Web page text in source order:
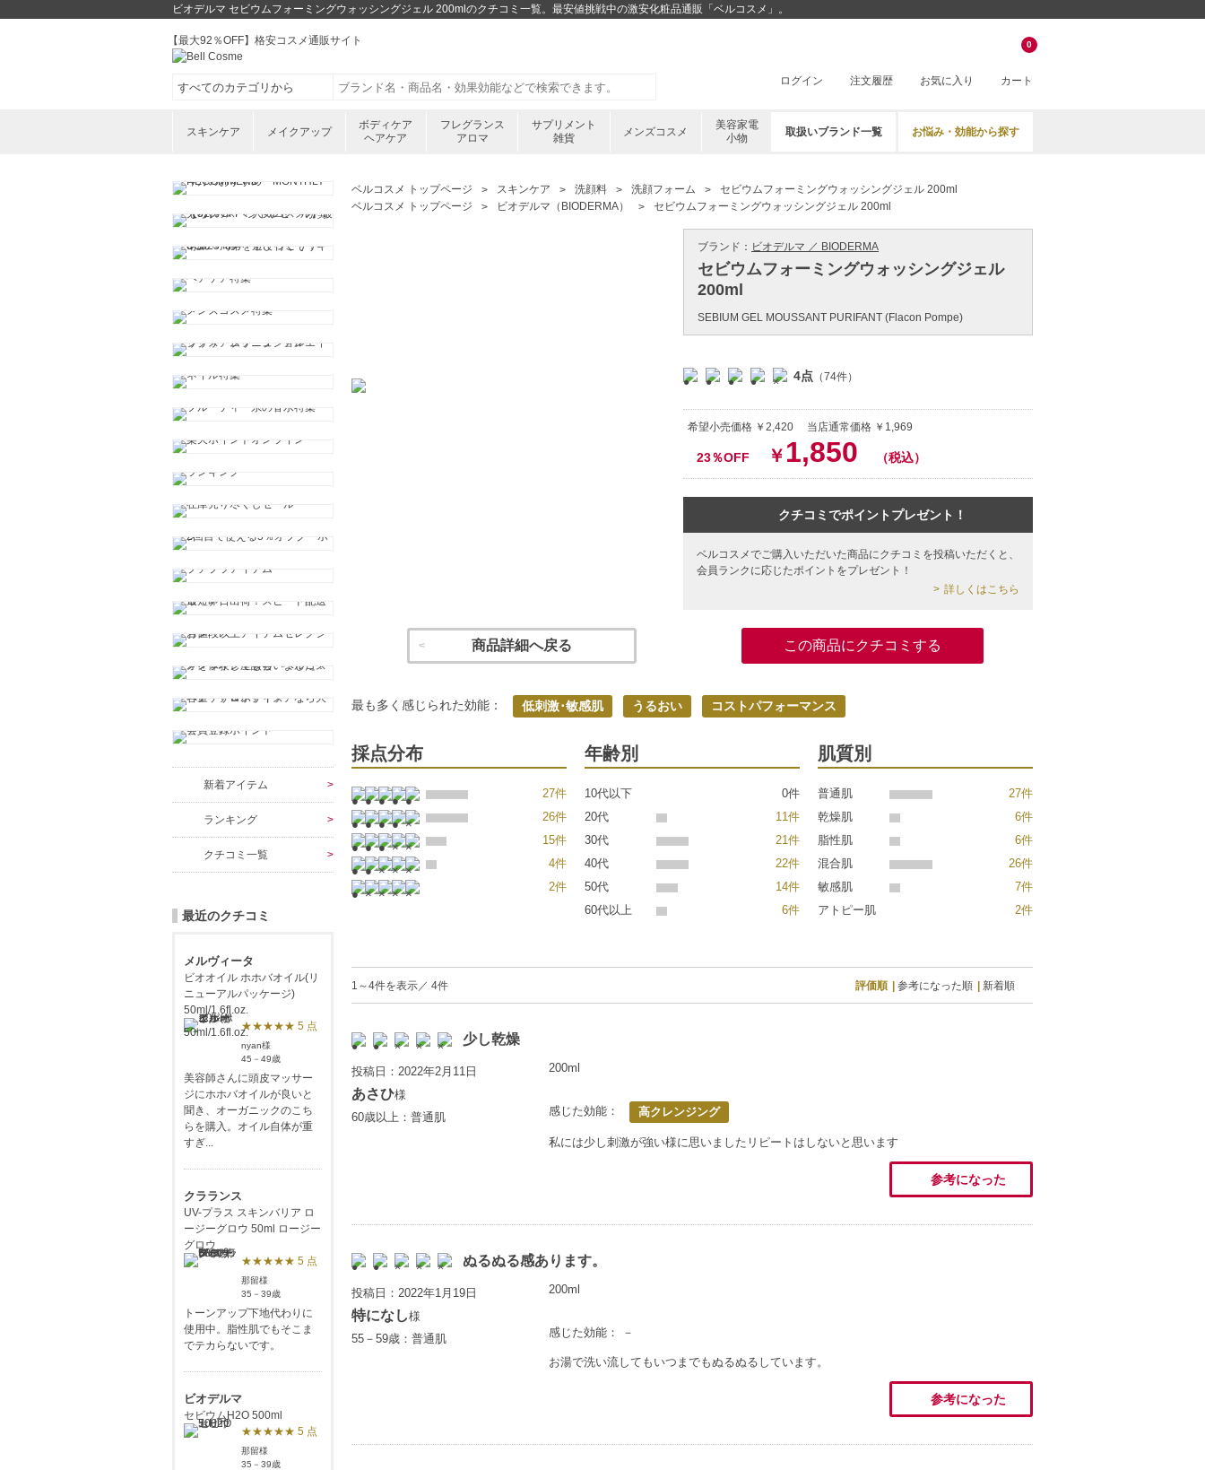
ビオデルマ セビウムフォーミングウォッシングジェル 200mlのクチコミ一覧。最安値挑戦中の激安化粧品通販「ベルコスメ」。
【最大92％OFF】格安コスメ通販サイト
ログイン 注文履歴 お気に入り カート
0
スキンケア メイクアップ
ボディケア
ヘアケア
フレグランス
アロマ
サプリメント
雑貨
メンズコスメ
美容家電
小物
取扱いブランド一覧 お悩み・効能から探す
ベルコスメ トップページ スキンケア 洗顔料 洗顔フォーム
セビウムフォーミングウォッシングジェル 200ml
ベルコスメ トップページ
ビオデルマ（BIODERMA） セビウムフォーミングウォッシングジェル 200ml
ブランド： ビオデルマ ／ BIODERMA
セビウムフォーミングウォッシングジェル
200ml
SEBIUM GEL MOUSSANT PURIFANT (Flacon Pompe)
4点 （74件）
希望小売価格 ￥2,420 当店通常価格 ￥1,969
23％OFF ￥ 1,850 （税込）
クチコミでポイントプレゼント！
ベルコスメでご購入いただいた商品にクチコミを投稿いただくと、
会員ランクに応じたポイントをプレゼント！
詳しくはこちら
商品詳細へ戻る この商品にクチコミする
最も多く感じられた効能： 低刺激･敏感肌 うるおい コストパフォーマンス
採点分布
27件
26件
15件
4件
2件
年齢別
10代以下
0件
20代
11件
30代
21件
40代
22件
50代
14件
60代以上
6件
肌質別
普通肌
27件
乾燥肌
6件
脂性肌
6件
混合肌
26件
敏感肌
7件
アトピー肌
2件
1～4件を表示／ 4件 評価順 参考になった順 新着順
少し乾燥
投稿日：2022年2月11日
あさひ様
60歳以上：普通肌
200ml
感じた効能： 高クレンジング
私には少し刺激が強い様に思いましたリピートはしないと思います
参考になった
ぬるぬる感あります。
投稿日：2022年1月19日
特になし様
55－59歳：普通肌
200ml
感じた効能： －
お湯で洗い流してもいつまでもぬるぬるしています。
参考になった
新着アイテム
ランキング
クチコミ一覧
最近のクチコミ
メルヴィータ
ビオオイル ホホバオイル(リ
ニューアルパッケージ)
50ml/1.6fl.oz.
★★★★★ 5 点
nyan様
45－49歳
美容師さんに頭皮マッサー
ジにホホバオイルが良いと
聞き、オーガニックのこち
らを購入。オイル自体が重
すぎ...
クラランス
UV-プラス スキンバリア ロ
ージーグロウ 50ml ロージー
グロウ
★★★★★ 5 点
那留様
35－39歳
トーンアップ下地代わりに
使用中。脂性肌でもそこま
でテカらないです。
ビオデルマ
セビウムH2O 500ml
★★★★★ 5 点
那留様
35－39歳